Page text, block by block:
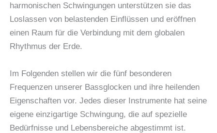
harmonischen Schwingungen unterstützen sie das
Loslassen von belastenden Einflüssen und eröffnen
einen Raum für die Verbindung mit dem globalen
Rhythmus der Erde.
Im Folgenden stellen wir die fünf besonderen
Frequenzen unserer Bassglocken und ihre heilenden
Eigenschaften vor. Jedes dieser Instrumente hat seine
eigene einzigartige Schwingung, die auf spezielle
Bedürfnisse und Lebensbereiche abgestimmt ist.